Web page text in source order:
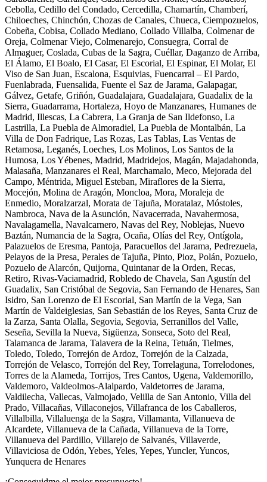
Cebolla, Cedillo del Condado, Cercedilla, Chamartín, Chamberí,
Chiloeches, Chinchón, Chozas de Canales, Chueca, Ciempozuelos,
Cobeña, Cobisa, Collado Mediano, Collado Villalba, Colmenar de
Oreja, Colmenar Viejo, Colmenarejo, Consuegra, Corral de
Almaguer, Coslada, Cubas de la Sagra, Cuéllar, Daganzo de Arriba,
El Álamo, El Boalo, El Casar, El Escorial, El Espinar, El Molar, El
Viso de San Juan, Escalona, Esquivias, Fuencarral – El Pardo,
Fuenlabrada, Fuensalida, Fuente el Saz de Jarama, Galapagar,
Gálvez, Getafe, Griñón, Guadalajara, Guadalajara, Guadalix de la
Sierra, Guadarrama, Hortaleza, Hoyo de Manzanares, Humanes de
Madrid, Illescas, La Cabrera, La Granja de San Ildefonso, La
Lastrilla, La Puebla de Almoradiel, La Puebla de Montalbán, La
Villa de Don Fadrique, Las Rozas, Las Tablas, Las Ventas de
Retamosa, Leganés, Loeches, Los Molinos, Los Santos de la
Humosa, Los Yébenes, Madrid, Madridejos, Magán, Majadahonda,
Malasaña, Manzanares el Real, Marchamalo, Meco, Mejorada del
Campo, Méntrida, Miguel Esteban, Miraflores de la Sierra,
Mocejón, Molina de Aragón, Moncloa, Mora, Moraleja de
Enmedio, Moralzarzal, Morata de Tajuña, Moratalaz, Móstoles,
Nambroca, Nava de la Asunción, Navacerrada, Navahermosa,
Navalagamella, Navalcarnero, Navas del Rey, Noblejas, Nuevo
Baztán, Numancia de la Sagra, Ocaña, Olías del Rey, Ontígola,
Palazuelos de Eresma, Pantoja, Paracuellos del Jarama, Pedrezuela,
Pelayos de la Presa, Perales de Tajuña, Pinto, Pioz, Polán, Pozuelo,
Pozuelo de Alarcón, Quijorna, Quintanar de la Orden, Recas,
Retiro, Rivas-Vaciamadrid, Robledo de Chavela, San Agustín del
Guadalix, San Cristóbal de Segovia, San Fernando de Henares, San
Isidro, San Lorenzo de El Escorial, San Martín de la Vega, San
Martín de Valdeiglesias, San Sebastián de los Reyes, Santa Cruz de
la Zarza, Santa Olalla, Segovia, Segovia, Serranillos del Valle,
Seseña, Sevilla la Nueva, Sigüenza, Sonseca, Soto del Real,
Talamanca de Jarama, Talavera de la Reina, Tetuán, Tielmes,
Toledo, Toledo, Torrejón de Ardoz, Torrejón de la Calzada,
Torrejón de Velasco, Torrejón del Rey, Torrelaguna, Torrelodones,
Torres de la Alameda, Torrijos, Tres Cantos, Ugena, Valdemorillo,
Valdemoro, Valdeolmos-Alalpardo, Valdetorres de Jarama,
Valdilecha, Vallecas, Valmojado, Velilla de San Antonio, Villa del
Prado, Villacañas, Villaconejos, Villafranca de los Caballeros,
Villalbilla, Villaluenga de la Sagra, Villamanta, Villanueva de
Alcardete, Villanueva de la Cañada, Villanueva de la Torre,
Villanueva del Pardillo, Villarejo de Salvanés, Villaverde,
Villaviciosa de Odón, Yebes, Yeles, Yepes, Yuncler, Yuncos,
Yunquera de Henares